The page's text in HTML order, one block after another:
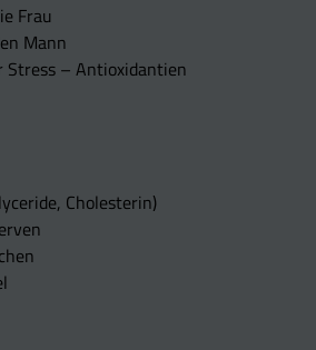
Frau
Mann
– Antioxidantien
Cholesterin)